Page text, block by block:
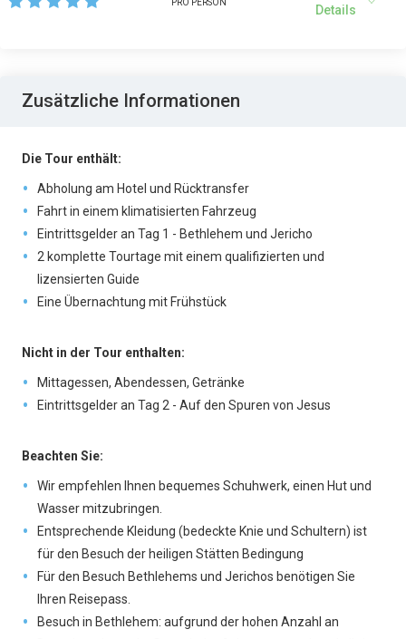
PRO PERSON
Details
Zusätzliche Informationen
Die Tour enthält:
Abholung am Hotel und Rücktransfer
Fahrt in einem klimatisierten Fahrzeug
Eintrittsgelder an Tag 1 - Bethlehem und Jericho
2 komplette Tourtage mit einem qualifizierten und
lizensierten Guide
Eine Übernachtung mit Frühstück
Nicht in der Tour enthalten:
Mittagessen, Abendessen, Getränke
Eintrittsgelder an Tag 2 - Auf den Spuren von Jesus
Beachten Sie:
Wir empfehlen Ihnen bequemes Schuhwerk, einen Hut und
Wasser mitzubringen.
Entsprechende Kleidung (bedeckte Knie und Schultern) ist
für den Besuch der heiligen Stätten Bedingung
Für den Besuch Bethlehems und Jerichos benötigen Sie
Ihren Reisepass.
Besuch in Bethlehem: aufgrund der hohen Anzahl an